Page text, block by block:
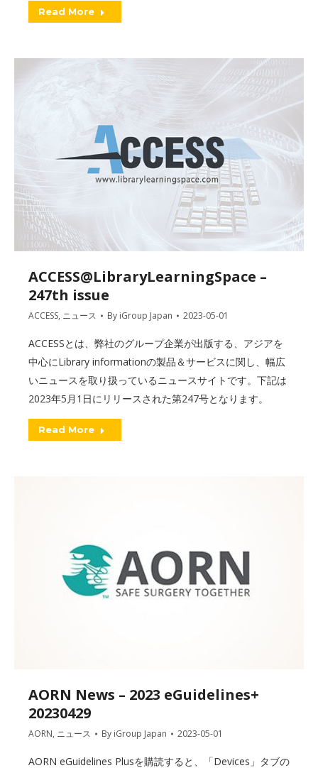
Read More
ACCESS@LibraryLearningSpace –
247th issue
ACCESS, ニュース By iGroup Japan 2023-05-01
ACCESSとは、弊社のグループ企業が出版する、アジアを
中心にLibrary informationの製品＆サービスに関し、幅広
いニュースを取り扱っているニュースサイトです。下記は
2023年5月1日にリリースされた第247号となります。
Read More
AORN News – 2023 eGuidelines+
20230429
AORN, ニュース By iGroup Japan 2023-05-01
AORN eGuidelines Plusを購読すると、「Devices」タブの